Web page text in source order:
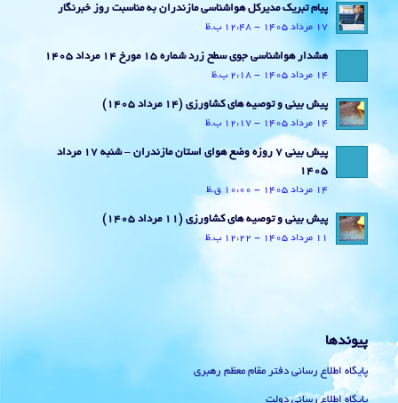
پیام تبریک مدیرکل هواشناسی مازندران به مناسبت روز خبرنگار
17 مرداد 1405 - 12:48 ب.ظ
هشدار هواشناسی جوی سطح زرد شماره 15 مورخ 14 مرداد 1405
14 مرداد 1405 - 2:18 ب.ظ
پیش بینی و توصیه های کشاورزی (14 مرداد ۱۴۰۵)
14 مرداد 1405 - 12:17 ب.ظ
پیش بینی 7 روزه وضع هوای استان مازندران – شنبه 17 مرداد
1405
14 مرداد 1405 - 10:00 ق.ظ
پیش بینی و توصیه های کشاورزی (11 مرداد ۱۴۰۵)
11 مرداد 1405 - 12:22 ب.ظ
پیوندها
پایگاه اطلاع رسانی دفتر مقام معظم رهبری
پایگاه اطلاع رسانی دولت